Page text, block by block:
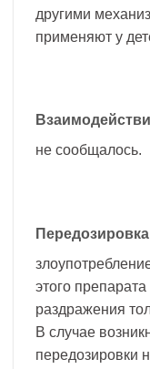
другими
применяют у
не сообщалось.
этого
раздражения
В случае
передозировки